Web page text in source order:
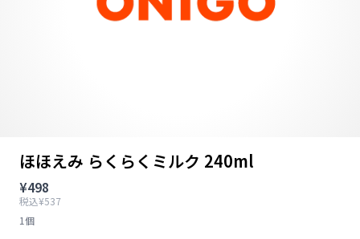
ほほえみ らくらくミルク 240ml
¥498
税込¥537
1個